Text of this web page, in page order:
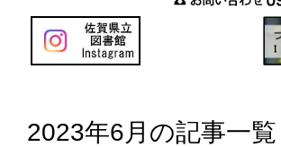
2023年6月の記事一覧